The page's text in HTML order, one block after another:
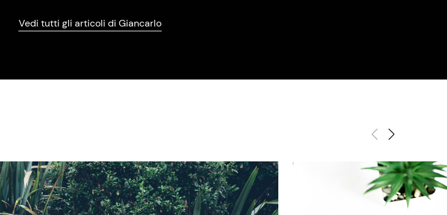
Vedi tutti gli articoli di Giancarlo